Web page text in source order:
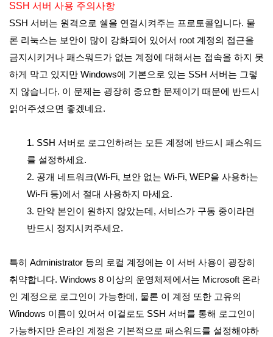
SSH 서버 사용 주의사항
SSH 서버는 원격으로 쉘을 연결시켜주는 프로토콜입니다. 물
론 리눅스는 보안이 많이 강화되어 있어서 root 계정의 접근을
금지시키거나 패스워드가 없는 계정에 대해서는 접속을 하지 못
하게 막고 있지만 Windows에 기본으로 있는 SSH 서버는 그렇
지 않습니다. 이 문제는 굉장히 중요한 문제이기 때문에 반드시
읽어주셨으면 좋겠네요.
1. SSH 서버로 로그인하려는 모든 계정에 반드시 패스워드
를 설정하세요.
2. 공개 네트워크(Wi-Fi, 보안 없는 Wi-Fi, WEP을 사용하는
Wi-Fi 등)에서 절대 사용하지 마세요.
3. 만약 본인이 원하지 않았는데, 서비스가 구동 중이라면
반드시 정지시켜주세요.
특히 Administrator 등의 로컬 계정에는 이 서버 사용이 굉장히
취약합니다. Windows 8 이상의 운영체제에서는 Microsoft 온라
인 계정으로 로그인이 가능한데, 물론 이 계정 또한 고유의
Windows 이름이 있어서 이걸로도 SSH 서버를 통해 로그인이
가능하지만 온라인 계정은 기본적으로 패스워드를 설정해야하